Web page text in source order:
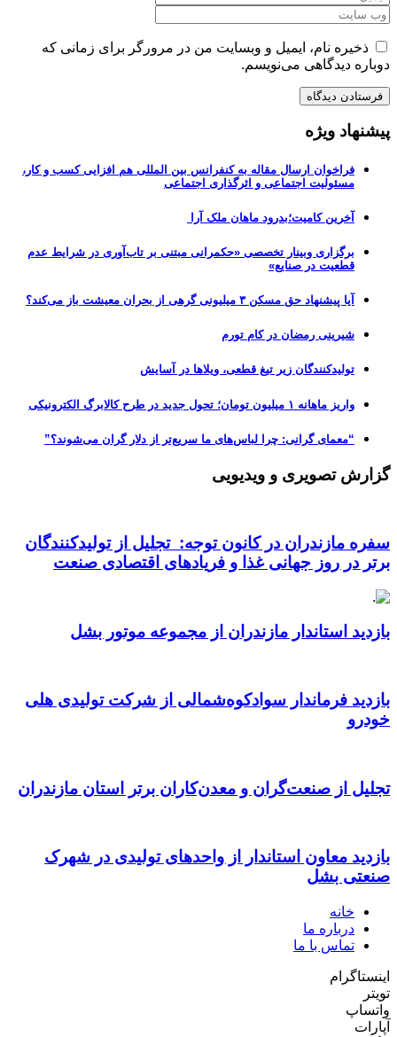
ذخیره نام، ایمیل و وبسایت من در مرورگر برای زمانی که
دوباره دیدگاهی می‌نویسم.
پیشنهاد ویژه
فراخوان ارسال مقاله به کنفرانس بین المللی هم افزایی کسب و کار،
مسئولیت اجتماعی و اثرگذاری اجتماعی
آخرین کامیت؛بدرود ماهان ملک آرا
برگزاری وبینار تخصصی «حکمرانی مبتنی بر تاب‌آوری در شرایط عدم
قطعیت در صنایع»
آیا پیشنهاد حق مسکن ۳ میلیونی گرهی از بحران معیشت باز می‌کند؟
شیرینی رمضان در کام تورم
تولیدکنندگان زیر تیغ قطعی، ویلاها در آسایش
واریز ماهانه ۱ میلیون تومان؛ تحول جدید در طرح کالابرگ الکترونیکی
“معمای گرانی: چرا لباس‌های ما سریع‌تر از دلار گران می‌شوند؟”
گزارش تصویری و ویدیویی
سفره مازندران در کانون توجه: تجلیل از تولیدکنندگان
برتر در روز جهانی غذا و فریادهای اقتصادی صنعت
بازدید استاندار مازندران از مجموعه موتور بشل
بازدید فرماندار سوادکوه‌شمالی از شرکت تولیدی هلی
خودرو
تجلیل از صنعت‌گران و معدن‌کاران برتر استان مازندران
بازدید معاون استاندار از واحدهای تولیدی در شهرک
صنعتی بشل
خانه
درباره ما
تماس با ما
اینستاگرام
تویتر
واتساپ
آپارات